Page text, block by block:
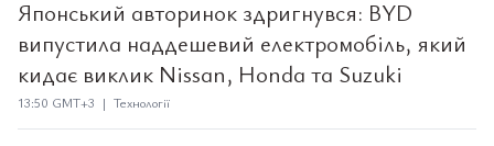
Японський авторинок здригнувся: BYD
випустила наддешевий електромобіль, який
кидає виклик Nissan, Honda та Suzuki
13:50 GMT+3 | Технології